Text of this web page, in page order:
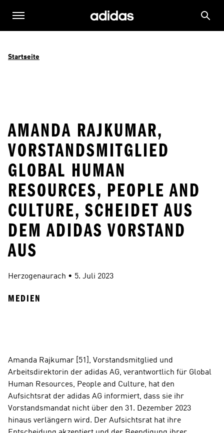
Startseite
AMANDA RAJKUMAR,
VORSTANDSMITGLIED
GLOBAL HUMAN
RESOURCES, PEOPLE AND
CULTURE, SCHEIDET AUS
DEM ADIDAS VORSTAND
AUS
Herzogenaurach • 5. Juli 2023
MEDIEN
Amanda Rajkumar [51], Vorstandsmitglied und
Arbeitsdirektorin der adidas AG, verantwortlich für Global
Human Resources, People and Culture, hat den
Aufsichtsrat der adidas AG informiert, dass sie ihr
Vorstandsmandat nicht über den 31. Dezember 2023
hinaus verlängern wird. Der Aufsichtsrat hat ihre